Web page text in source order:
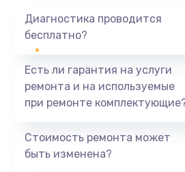
Диагностика проводится
бесплатно?
Есть ли гарантия на услуги
ремонта и на используемые
при ремонте
Стоимость ремонта может
быть изменена?